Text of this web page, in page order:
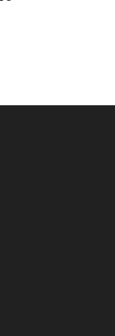
envíos